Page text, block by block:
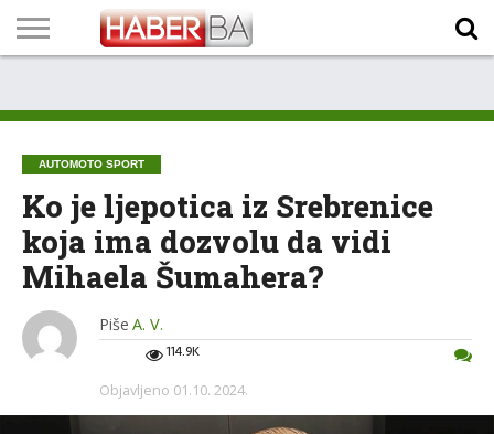
TECH
PROGRAM
PROGNOZA
PUTEVIMA
LISTA
NAMA
AUTOMOTO SPORT
Ko je ljepotica iz Srebrenice
koja ima dozvolu da vidi
Mihaela Šumahera?
Piše A. V.
114.9K
Objavljeno 01.10. 2024.